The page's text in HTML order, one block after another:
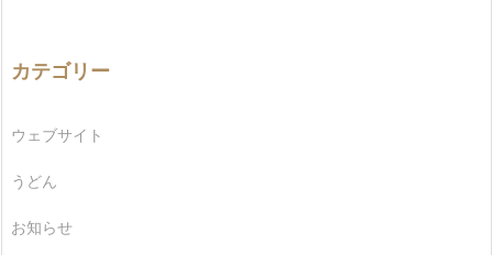
カテゴリー
ウェブサイト
うどん
お知らせ